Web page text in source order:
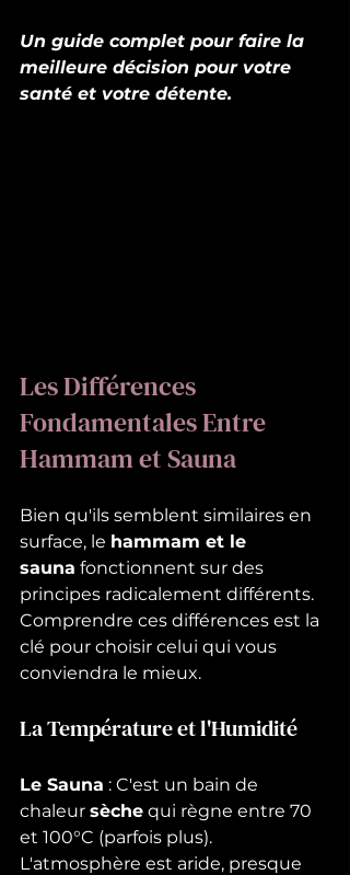
Un guide complet pour faire la
meilleure décision pour votre
santé et votre détente.
Les Différences
Fondamentales Entre
Hammam et Sauna
Bien qu'ils semblent similaires en
surface, le hammam et le
sauna fonctionnent sur des
principes radicalement différents.
Comprendre ces différences est la
clé pour choisir celui qui vous
conviendra le mieux.
La Température et l'Humidité
Le Sauna : C'est un bain de
chaleur sèche qui règne entre 70
et 100°C (parfois plus).
L'atmosphère est aride, presque